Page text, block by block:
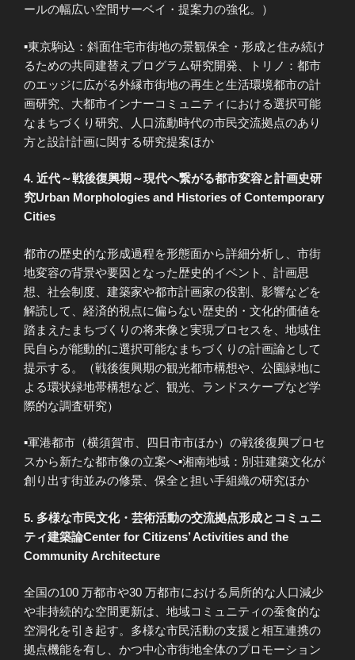
ールの幅広い空間サーベイ・提案力の強化。）
▪東京駒込：斜面住宅市街地の景観保全・形成と住み続け
るための共同建替えプログラム研究開発、トリノ：都市
のエッジに広がる外縁市街地の再生と生活環境都市の計
画研究、大都市インナーコミュニティにおける選択可能
なまちづくり研究、人口流動時代の市民交流拠点のあり
方と設計計画に関する研究提案ほか
4. 近代～戦後復興期～現代へ繋がる都市変容と計画史研
究Urban Morphologies and Histories of Contemporary
Cities
都市の歴史的な形成過程を形態面から詳細分析し、市街
地変容の背景や要因となった歴史的イベント、計画思
想、社会制度、建築家や都市計画家の役割、影響などを
解読して、経済的視点に偏らない歴史的・文化的価値を
踏まえたまちづくりの将来像と実現プロセスを、地域住
民自らが能動的に選択可能なまちづくりの計画論として
提示する。（戦後復興期の観光都市構想や、公園緑地に
よる環状緑地帯構想など、観光、ランドスケープなど学
際的な調査研究）
▪軍港都市（横須賀市、四日市市ほか）の戦後復興プロセ
スから新たな都市像の立案へ▪湘南地域：別荘建築文化が
創り出す街並みの修景、保全と担い手組織の研究ほか
5. 多様な市民文化・芸術活動の交流拠点形成とコミュニ
ティ建築論Center for Citizens’ Activities and the
Community Architecture
全国の100 万都市や30 万都市における局所的な人口減少
や非持続的な空間更新は、地域コミュニティの蚕食的な
空洞化を引き起す。多様な市民活動の支援と相互連携の
拠点機能を有し、かつ中心市街地全体のプロモーション